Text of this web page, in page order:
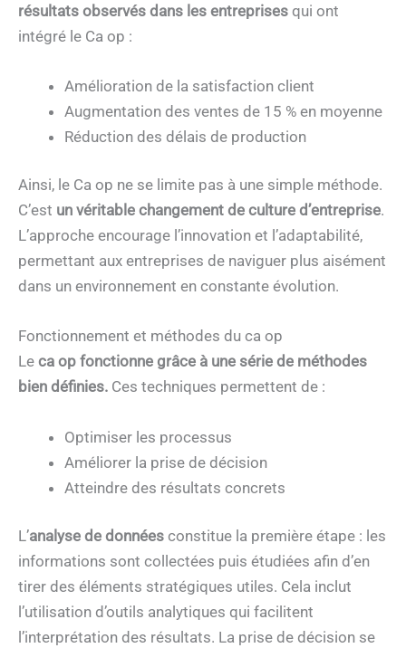
résultats observés dans les entreprises qui ont
intégré le Ca op :
Amélioration de la satisfaction client
Augmentation des ventes de 15 % en moyenne
Réduction des délais de production
Ainsi, le Ca op ne se limite pas à une simple méthode.
C’est un véritable changement de culture d’entreprise.
L’approche encourage l’innovation et l’adaptabilité,
permettant aux entreprises de naviguer plus aisément
dans un environnement en constante évolution.
Fonctionnement et méthodes du ca op
Le ca op fonctionne grâce à une série de méthodes
bien définies. Ces techniques permettent de :
Optimiser les processus
Améliorer la prise de décision
Atteindre des résultats concrets
L’analyse de données constitue la première étape : les
informations sont collectées puis étudiées afin d’en
tirer des éléments stratégiques utiles. Cela inclut
l’utilisation d’outils analytiques qui facilitent
l’interprétation des résultats. La prise de décision se